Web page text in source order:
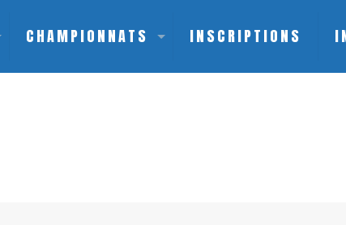
CHAMPIONNATS INSCRIPTIONS